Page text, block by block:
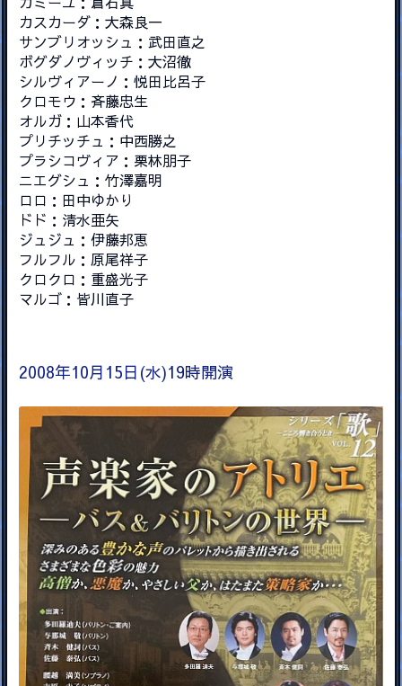
カスカーダ：大森良一
サンブリオッシュ：武田直之
ボグダノヴィッチ：大沼徹
シルヴィアーノ：悦田比呂子
クロモウ：斉藤忠生
オルガ：山本香代
プリチッチュ：中西勝之
プラシコヴィア：栗林朋子
ニエグシュ：竹澤嘉明
ロロ：田中ゆかり
ドド：清水亜矢
ジュジュ：伊藤邦恵
フルフル：原尾祥子
クロクロ：重盛光子
マルゴ：皆川直子
2008年10月15日(水)19時開演